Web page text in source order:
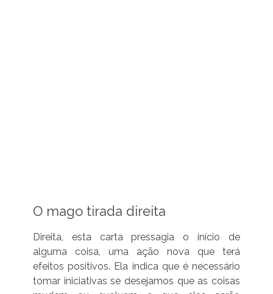
O mago tirada direita
Direita, esta carta pressagia o início de
alguma coisa, uma ação nova que terá
efeitos positivos. Ela indica que é necessário
tomar iniciativas se desejamos que as coisas